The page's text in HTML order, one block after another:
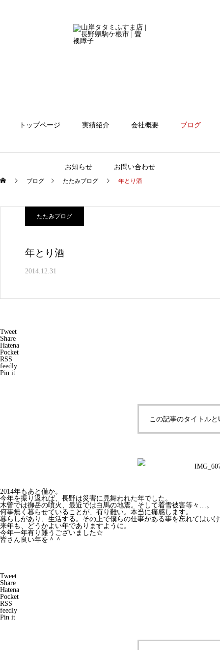
トップページ 実績紹介 会社概要 ブログ
お知らせ お問い合わせ
ブログ たたみブログ 年とり酒
たたみブログ
年とり酒
2014.12.31
Tweet
Share
Hatena
Pocket
RSS
feedly
Pin it
この記事のタイトル
2014年もあと僅か。
今年を振り返れば、長野は災害に見舞われた年でした。
木曽では御岳の噴火、最近では白馬の地震。そして着雪被害等々…。
何事無く暮らせていることが、有り難い。本当に痛感します。
暮らしがあり、生活する。その上で僕らの仕事がある事を忘れてはい
来年も、どうかよい年でありますように。
今年一年有り難うございました☆
皆さん良い年を＾＾
Tweet
Share
Hatena
Pocket
RSS
feedly
Pin it